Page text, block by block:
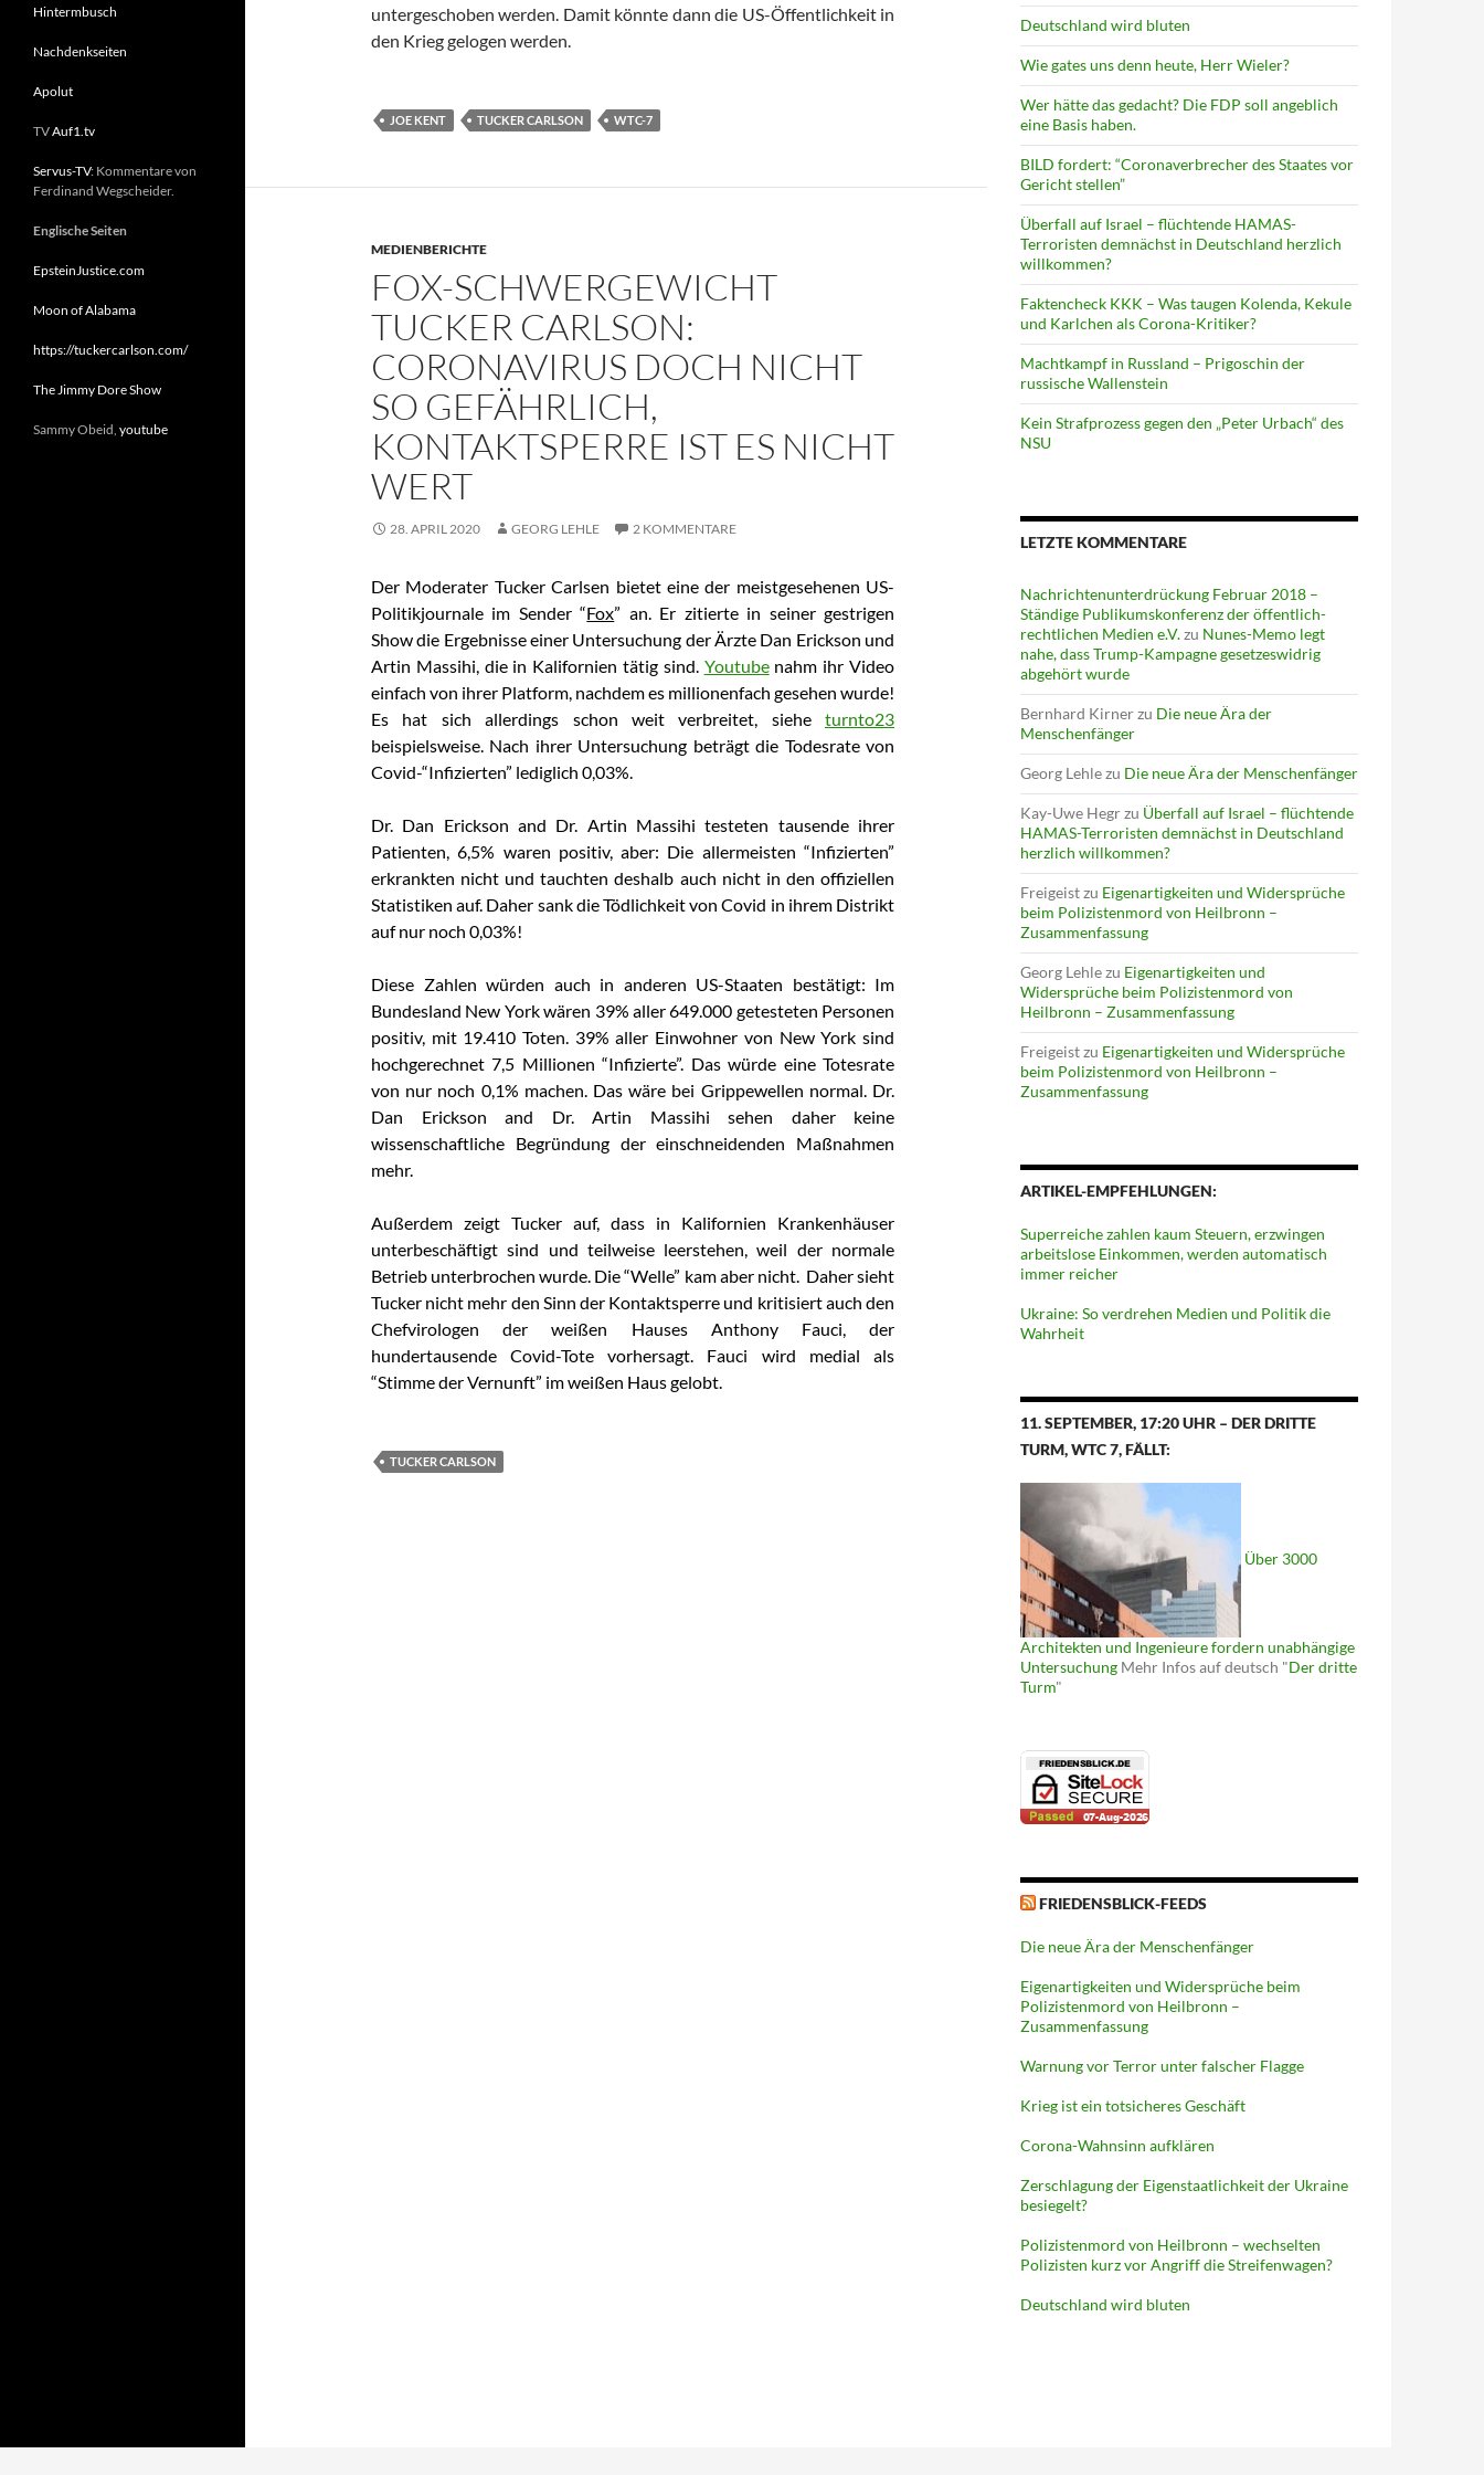
untergeschoben werden. Damit könnte dann die US-Öffentlichkeit in
den Krieg gelogen werden.
JOE KENT TUCKER CARLSON WTC-7
MEDIENBERICHTE
FOX-SCHWERGEWICHT
TUCKER CARLSON:
CORONAVIRUS DOCH NICHT
SO GEFÄHRLICH,
KONTAKTSPERRE IST ES NICHT
WERT
28. APRIL 2020 GEORG LEHLE 2 KOMMENTARE
Der Moderater Tucker Carlsen bietet eine der meistgesehenen US-
Politikjournale im Sender “Fox” an. Er zitierte in seiner gestrigen
Show die Ergebnisse einer Untersuchung der Ärzte Dan Erickson und
Artin Massihi, die in Kalifornien tätig sind. Youtubenahm ihr Video
einfach von ihrer Platform, nachdem es millionenfach gesehen wurde!
Es hat sich allerdings schon weit verbreitet, siehe turnto23
beispielsweise. Nach ihrer Untersuchung beträgt die Todesrate von
Covid-“Infizierten” lediglich 0,03%.
Dr. Dan Erickson and Dr. Artin Massihi testeten tausende ihrer
Patienten, 6,5% waren positiv, aber: Die allermeisten “Infizierten”
erkrankten nicht und tauchten deshalb auch nicht in den offiziellen
Statistiken auf. Daher sank die Tödlichkeit von Covid in ihrem Distrikt
auf nur noch 0,03%!
Diese Zahlen würden auch in anderen US-Staaten bestätigt: Im
Bundesland New York wären 39% aller 649.000 getesteten Personen
positiv, mit 19.410 Toten. 39% aller Einwohner von New York sind
hochgerechnet 7,5 Millionen “Infizierte”. Das würde eine Totesrate
von nur noch 0,1% machen. Das wäre bei Grippewellen normal. Dr.
Dan Erickson and Dr. Artin Massihi sehen daher keine
wissenschaftliche Begründung der einschneidenden Maßnahmen
mehr.
Außerdem zeigt Tucker auf, dass in Kalifornien Krankenhäuser
unterbeschäftigt sind und teilweise leerstehen, weil der normale
Betrieb unterbrochen wurde. Die “Welle” kam aber nicht. Daher sieht
Tucker nicht mehr den Sinn der Kontaktsperre und kritisiert auch den
Chefvirologen der weißen Hauses Anthony Fauci, der
hundertausende Covid-Tote vorhersagt. Fauci wird medial als
“Stimme der Vernunft” im weißen Haus gelobt.
TUCKER CARLSON
Deutschland wird bluten
Wie gates uns denn heute, Herr Wieler?
Wer hätte das gedacht? Die FDP soll angeblich
eine Basis haben.
BILD fordert: “Coronaverbrecher des Staates vor
Gericht stellen”
Überfall auf Israel – flüchtende HAMAS-
Terroristen demnächst in Deutschland herzlich
willkommen?
Faktencheck KKK – Was taugen Kolenda, Kekule
und Karlchen als Corona-Kritiker?
Machtkampf in Russland – Prigoschin der
russische Wallenstein
Kein Strafprozess gegen den „Peter Urbach“ des
NSU
LETZTE KOMMENTARE
Nachrichtenunterdrückung Februar 2018 –
Ständige Publikumskonferenz der öffentlich-
rechtlichen Medien e.V.zu Nunes-Memo legt
nahe, dass Trump-Kampagne gesetzeswidrig
abgehört wurde
Bernhard Kirnerzu Die neue Ära der
Menschenfänger
Georg Lehlezu Die neue Ära der Menschenfänger
Kay-Uwe Hegrzu Überfall auf Israel – flüchtende
HAMAS-Terroristen demnächst in Deutschland
herzlich willkommen?
Freigeistzu Eigenartigkeiten und Widersprüche
beim Polizistenmord von Heilbronn –
Zusammenfassung
Georg Lehlezu Eigenartigkeiten und
Widersprüche beim Polizistenmord von
Heilbronn – Zusammenfassung
Freigeistzu Eigenartigkeiten und Widersprüche
beim Polizistenmord von Heilbronn –
Zusammenfassung
ARTIKEL-EMPFEHLUNGEN:
Superreiche zahlen kaum Steuern, erzwingen
arbeitslose Einkommen, werden automatisch
immer reicher
Ukraine: So verdrehen Medien und Politik die
Wahrheit
11. SEPTEMBER, 17:20 UHR – DER DRITTE
TURM, WTC 7, FÄLLT:
Über 3000
Architekten und Ingenieure fordern unabhängige
Untersuchung Mehr Infos auf deutsch "Der dritte
Turm"
FRIEDENSBLICK-FEEDS
Die neue Ära der Menschenfänger
Eigenartigkeiten und Widersprüche beim
Polizistenmord von Heilbronn –
Zusammenfassung
Warnung vor Terror unter falscher Flagge
Krieg ist ein totsicheres Geschäft
Corona-Wahnsinn aufklären
Zerschlagung der Eigenstaatlichkeit der Ukraine
besiegelt?
Polizistenmord von Heilbronn – wechselten
Polizisten kurz vor Angriff die Streifenwagen?
Deutschland wird bluten
Hintermbusch
Nachdenkseiten
Apolut
TVAuf1.tv
Servus-TV: Kommentare von
Ferdinand Wegscheider.
Englische Seiten
EpsteinJustice.com
Moon of Alabama
https://tuckercarlson.com/
The Jimmy Dore Show
Sammy Obeid, youtube